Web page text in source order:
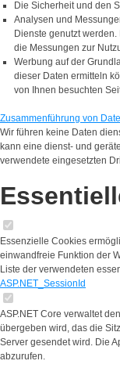
Die Sicherheit und den
Analysen und
Dienste genutzt
die Messungen zur
Werbung auf der
dieser Daten ermitteln
von Ihnen besuchten
Zusammenführung von
Wir führen keine Daten
kann eine dienst- und
verwendete eingesetzten
Essenzielle Cookies
einwandfreie Funktion der
Liste der verwendeten
ASP.NET_SessionId
ASP.NET Core verwaltet
übergeben wird, das die
Server gesendet wird. Die
abzurufen.